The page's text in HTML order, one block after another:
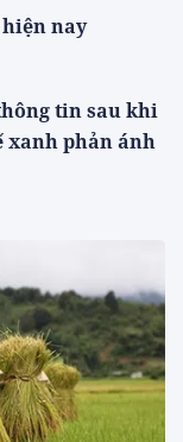
nay
tin sau khi
xanh phản ánh